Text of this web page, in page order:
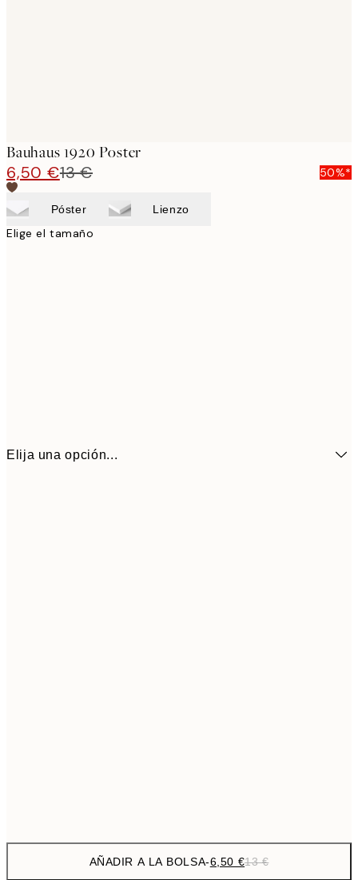
Bauhaus 1920 Poster
6,50 €13 € 50%*
Póster Lienzo
Elige el tamaño
Elija una opción...
AÑADIR A LA BOLSA-6,50 €13 €